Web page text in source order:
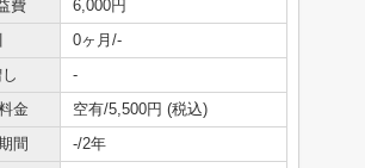
費
6,000円
0ヶ月/-
-
金
空有/5,500円 (税込)
間
-/2年